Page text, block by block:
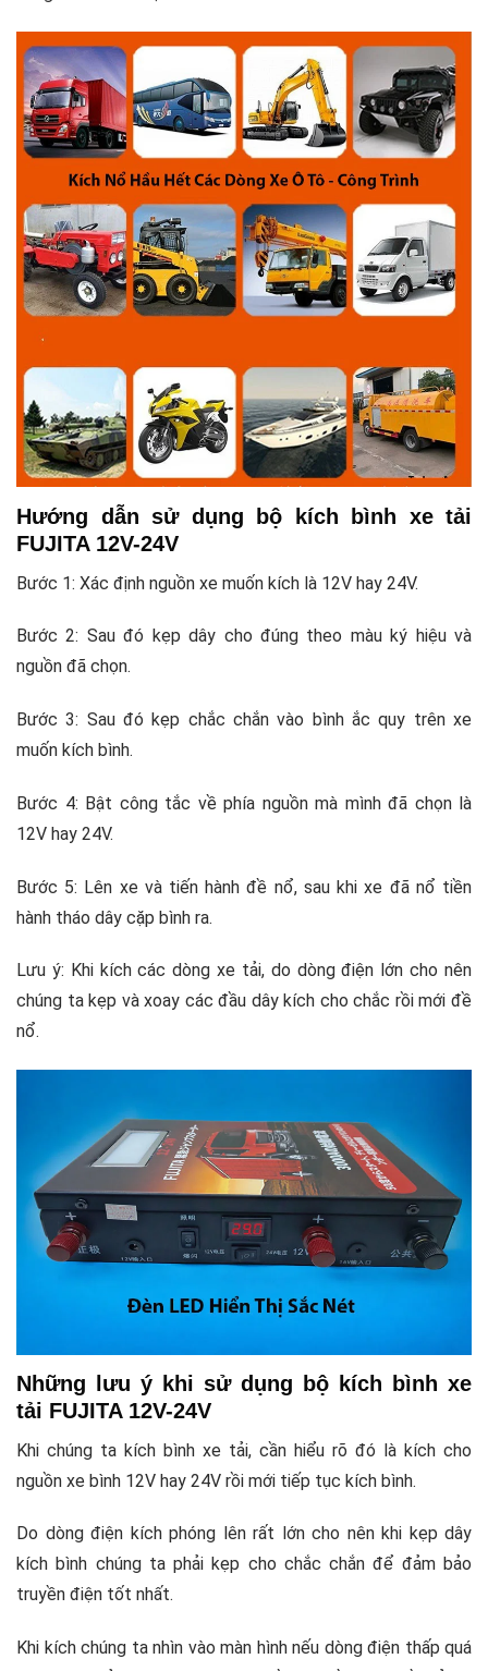
Hướng dẫn sử dụng bộ kích bình xe tải
FUJITA 12V-24V
Bước 1: Xác định nguồn xe muốn kích là 12V hay 24V.
Bước 2: Sau đó kẹp dây cho đúng theo màu ký hiệu và
nguồn đã chọn.
Bước 3: Sau đó kẹp chắc chắn vào bình ắc quy trên xe
muốn kích bình.
Bước 4: Bật công tắc về phía nguồn mà mình đã chọn là
12V hay 24V.
Bước 5: Lên xe và tiến hành đề nổ, sau khi xe đã nổ tiền
hành tháo dây cặp bình ra.
Lưu ý: Khi kích các dòng xe tải, do dòng điện lớn cho nên
chúng ta kẹp và xoay các đầu dây kích cho chắc rồi mới đề
nổ.
Những lưu ý khi sử dụng bộ kích bình xe
tải FUJITA 12V-24V
Khi chúng ta kích bình xe tải, cần hiểu rõ đó là kích cho
nguồn xe bình 12V hay 24V rồi mới tiếp tục kích bình.
Do dòng điện kích phóng lên rất lớn cho nên khi kẹp dây
kích bình chúng ta phải kẹp cho chắc chắn để đảm bảo
truyền điện tốt nhất.
Khi kích chúng ta nhìn vào màn hình nếu dòng điện thấp quá